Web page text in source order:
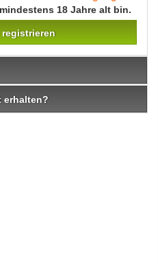
18 Jahre alt bin.
erhalten?